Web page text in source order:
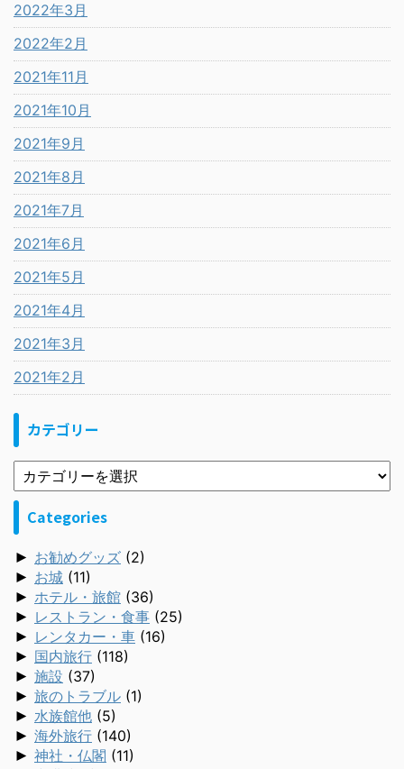
2022年3月
2022年2月
2021年11月
2021年10月
2021年9月
2021年8月
2021年7月
2021年6月
2021年5月
2021年4月
2021年3月
2021年2月
カテゴリー
Categories
► お勧めグッズ (2)
► お城 (11)
► ホテル・旅館 (36)
► レストラン・食事 (25)
► レンタカー・車 (16)
► 国内旅行 (118)
► 施設 (37)
► 旅のトラブル (1)
► 水族館他 (5)
► 海外旅行 (140)
► 神社・仏閣 (11)